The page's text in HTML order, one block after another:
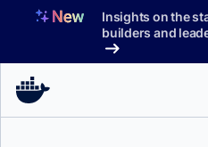
へ
Insights on the
builders and